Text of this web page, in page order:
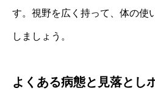
す。視野を広く持って、体の使
しましょう。
よくある病態と見落とし